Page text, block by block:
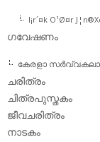
l¡r´¤k O¹Ø¤r
ഗവേഷണം
കേരളാ
ചരിത്രം
ചിത്രപുസ്തകം
ജീവചരിത്രം
നാടകം